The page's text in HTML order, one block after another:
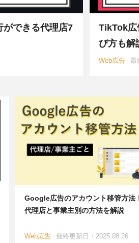
テクチャ アジャイル プロダクト
エンジニア 教育系 YouTubeマ
ーケティング SNS漫画家
ツール紹介
できる代理店7
TikTok広
び方も解
Web広告 最
Google広告のアカウント移管方法
代理店と事業主別の方法を解説
Web広告 最終更新日：2025.08.26